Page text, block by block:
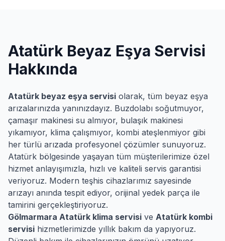
Atatürk Beyaz Eşya Servisi
Hakkında
Atatürk beyaz eşya servisi olarak, tüm beyaz eşya
arızalarınızda yanınızdayız. Buzdolabı soğutmuyor,
çamaşır makinesi su almıyor, bulaşık makinesi
yıkamıyor, klima çalışmıyor, kombi ateşlenmiyor gibi
her türlü arızada profesyonel çözümler sunuyoruz.
Atatürk bölgesinde yaşayan tüm müşterilerimize özel
hizmet anlayışımızla, hızlı ve kaliteli servis garantisi
veriyoruz. Modern teşhis cihazlarımız sayesinde
arızayı anında tespit ediyor, orijinal yedek parça ile
tamirini gerçekleştiriyoruz.
Gölmarmara Atatürk klima servisi ve Atatürk kombi
servisi hizmetlerimizde yıllık bakım da yapıyoruz.